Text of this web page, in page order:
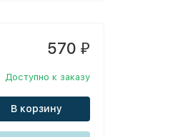
570 ₽
Доступно к заказу
В корзину